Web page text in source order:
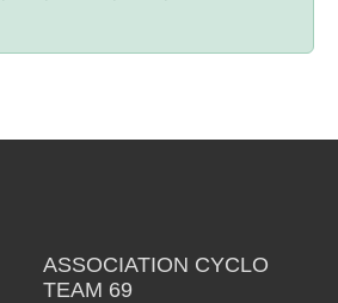
ASSOCIATION CYCLO
TEAM 69